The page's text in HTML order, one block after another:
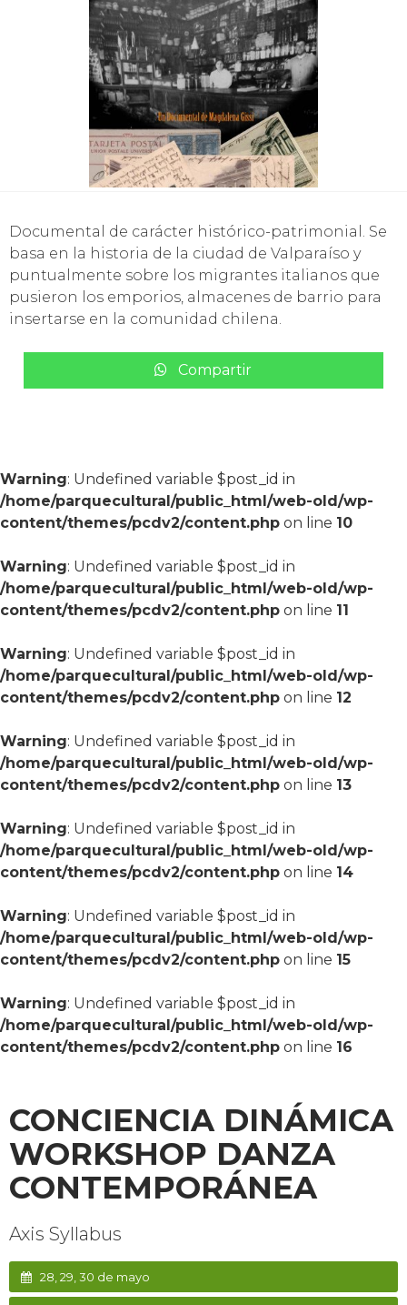
Documental de carácter histórico-patrimonial. Se
basa en la historia de la ciudad de Valparaíso y
puntualmente sobre los migrantes italianos que
pusieron los emporios, almacenes de barrio para
insertarse en la comunidad chilena.
Compartir
Warning: Undefined variable $post_id in
/home/parquecultural/public_html/web-old/wp-
content/themes/pcdv2/content.php on line 10
Warning: Undefined variable $post_id in
/home/parquecultural/public_html/web-old/wp-
content/themes/pcdv2/content.php on line 11
Warning: Undefined variable $post_id in
/home/parquecultural/public_html/web-old/wp-
content/themes/pcdv2/content.php on line 12
Warning: Undefined variable $post_id in
/home/parquecultural/public_html/web-old/wp-
content/themes/pcdv2/content.php on line 13
Warning: Undefined variable $post_id in
/home/parquecultural/public_html/web-old/wp-
content/themes/pcdv2/content.php on line 14
Warning: Undefined variable $post_id in
/home/parquecultural/public_html/web-old/wp-
content/themes/pcdv2/content.php on line 15
Warning: Undefined variable $post_id in
/home/parquecultural/public_html/web-old/wp-
content/themes/pcdv2/content.php on line 16
CONCIENCIA DINÁMICA
WORKSHOP DANZA
CONTEMPORÁNEA
Axis Syllabus
28, 29, 30 de mayo